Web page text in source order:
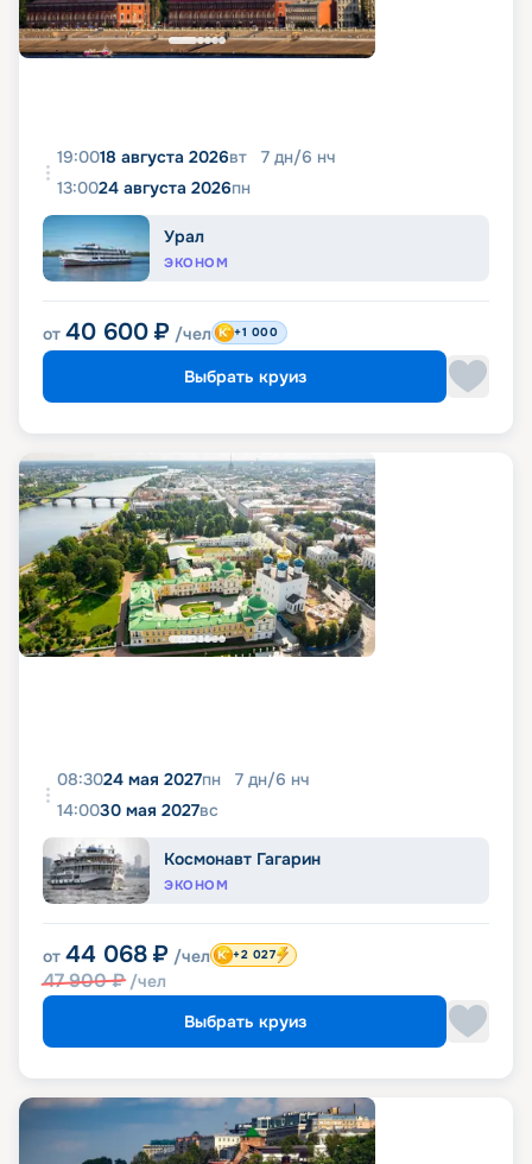
19:0018 августа 2026вт 7 дн/6 нч
13:0024 августа 2026пн
Урал
ЭКОНОМ
от 40 600 ₽ /чел +1 000
Выбрать круиз
08:3024 мая 2027пн 7 дн/6 нч
14:0030 мая 2027вс
Космонавт Гагарин
ЭКОНОМ
от 44 068 ₽ /чел
47 900₽ /чел
+2 027
Выбрать круиз